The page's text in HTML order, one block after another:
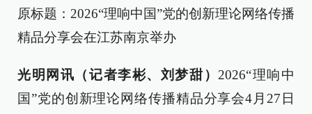
原标题：2026“理响中国”党的创新理论网络传播
精品分享会在江苏南京举办
光明网讯（记者李彬、刘梦甜） 2026“理响中
国”党的创新理论网络传播精品分享会4月27日